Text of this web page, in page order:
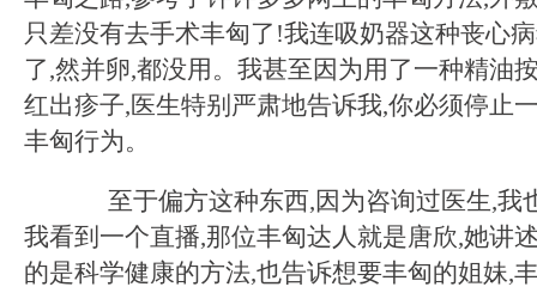
只差没有去手术丰匈了!我连吸奶器这种丧心
了,然并卵,都没用。我甚至因为用了一种精油
红出疹子,医生特别严肃地告诉我,你必须停止
丰匈行为。
至于偏方这种东西,因为咨询过医生,我
我看到一个直播,那位丰匈达人就是唐欣,她讲
的是科学健康的方法,也告诉想要丰匈的姐妹,